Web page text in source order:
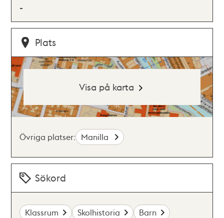
-
Plats
Visa på karta
Övriga platser: Manilla
Sökord
Klassrum Skolhistoria
Barn